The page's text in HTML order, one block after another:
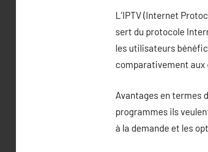
L’IPTV (Internet
sert du protocole
les utilisateurs
comparativement aux
Avantages en termes
programmes ils
à la demande et les